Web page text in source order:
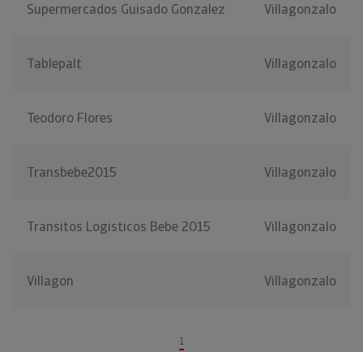
Supermercados Guisado Gonzalez Villagonzalo
Tablepalt Villagonzalo
Teodoro Flores Villagonzalo
Transbebe2015 Villagonzalo
Transitos Logisticos Bebe 2015 Villagonzalo
Villagon Villagonzalo
1